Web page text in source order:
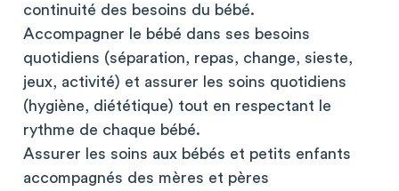
continuité des besoins du bébé.
Accompagner le bébé dans ses besoins
quotidiens (séparation, repas, change, sieste,
jeux, activité) et assurer les soins quotidiens
(hygiène, diététique) tout en respectant le
rythme de chaque bébé.
Assurer les soins aux bébés et petits enfants
accompagnés des mères et pères